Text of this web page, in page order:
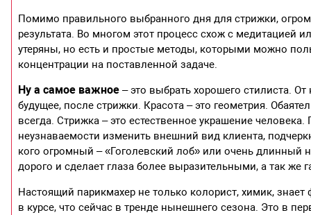
Помимо правильного выбранного дня для стрижки,
результата. Во многом этот процесс схож с
утеряны, но есть и простые методы, которыми можно
концентрации на поставленной задаче.
Ну а самое важное – это выбрать хорошего стилиста.
будущее, после стрижки. Красота – это геометрия.
всегда. Стрижка – это естественное украшение
неузнаваемости изменить внешний вид клиента,
кого огромный – «Гоголевский лоб» или очень длинный
дорого и сделает глаза более выразительными, а так же
Настоящий парикмахер не только колорист, химик,
в курсе, что сейчас в тренде нынешнего сезона. Это в